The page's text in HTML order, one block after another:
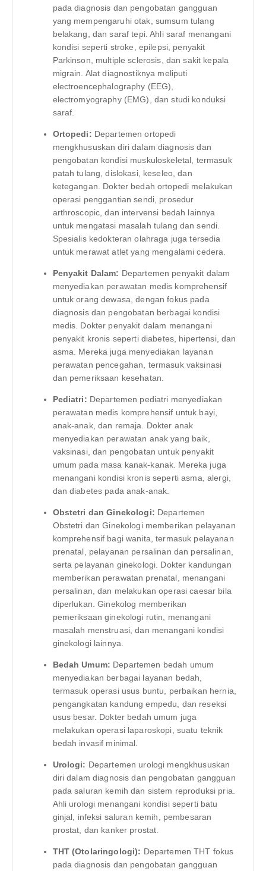
pada diagnosis dan pengobatan gangguan
yang mempengaruhi otak, sumsum tulang
belakang, dan saraf tepi. Ahli saraf menangani
kondisi seperti stroke, epilepsi, penyakit
Parkinson, multiple sclerosis, dan sakit kepala
migrain. Alat diagnostiknya meliputi
electroencephalography (EEG),
electromyography (EMG), dan studi konduksi
saraf.
Ortopedi: Departemen ortopedi
mengkhususkan diri dalam diagnosis dan
pengobatan kondisi muskuloskeletal, termasuk
patah tulang, dislokasi, keseleo, dan
ketegangan. Dokter bedah ortopedi melakukan
operasi penggantian sendi, prosedur
arthroscopic, dan intervensi bedah lainnya
untuk mengatasi masalah tulang dan sendi.
Spesialis kedokteran olahraga juga tersedia
untuk merawat atlet yang mengalami cedera.
Penyakit Dalam: Departemen penyakit dalam
menyediakan perawatan medis komprehensif
untuk orang dewasa, dengan fokus pada
diagnosis dan pengobatan berbagai kondisi
medis. Dokter penyakit dalam menangani
penyakit kronis seperti diabetes, hipertensi, dan
asma. Mereka juga menyediakan layanan
perawatan pencegahan, termasuk vaksinasi
dan pemeriksaan kesehatan.
Pediatri: Departemen pediatri menyediakan
perawatan medis komprehensif untuk bayi,
anak-anak, dan remaja. Dokter anak
menyediakan perawatan anak yang baik,
vaksinasi, dan pengobatan untuk penyakit
umum pada masa kanak-kanak. Mereka juga
menangani kondisi kronis seperti asma, alergi,
dan diabetes pada anak-anak.
Obstetri dan Ginekologi: Departemen
Obstetri dan Ginekologi memberikan pelayanan
komprehensif bagi wanita, termasuk pelayanan
prenatal, pelayanan persalinan dan persalinan,
serta pelayanan ginekologi. Dokter kandungan
memberikan perawatan prenatal, menangani
persalinan, dan melakukan operasi caesar bila
diperlukan. Ginekolog memberikan
pemeriksaan ginekologi rutin, menangani
masalah menstruasi, dan menangani kondisi
ginekologi lainnya.
Bedah Umum: Departemen bedah umum
menyediakan berbagai layanan bedah,
termasuk operasi usus buntu, perbaikan hernia,
pengangkatan kandung empedu, dan reseksi
usus besar. Dokter bedah umum juga
melakukan operasi laparoskopi, suatu teknik
bedah invasif minimal.
Urologi: Departemen urologi mengkhususkan
diri dalam diagnosis dan pengobatan gangguan
pada saluran kemih dan sistem reproduksi pria.
Ahli urologi menangani kondisi seperti batu
ginjal, infeksi saluran kemih, pembesaran
prostat, dan kanker prostat.
THT (Otolaringologi): Departemen THT fokus
pada diagnosis dan pengobatan gangguan